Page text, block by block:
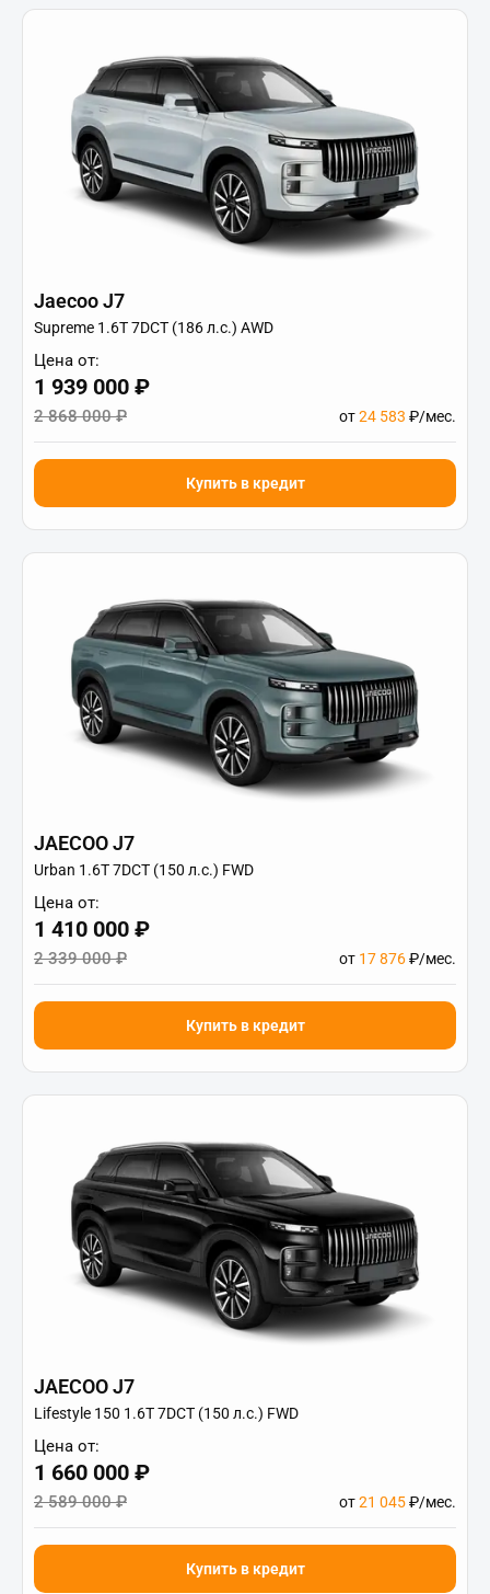
Jaecoo J7
Supreme 1.6T 7DCT (186 л.с.) AWD
Цена от:
1 939 000 ₽
2 868 000 ₽ от24 583 ₽/мес.
Купить в кредит
JAECOO J7
Urban 1.6T 7DCT (150 л.с.) FWD
Цена от:
1 410 000 ₽
2 339 000 ₽ от 17 876₽/мес.
Купить в кредит
JAECOO J7
Lifestyle 150 1.6T 7DCT (150 л.с.) FWD
Цена от:
1 660 000 ₽
2 589 000 ₽ от21 045₽/мес.
Купить в кредит